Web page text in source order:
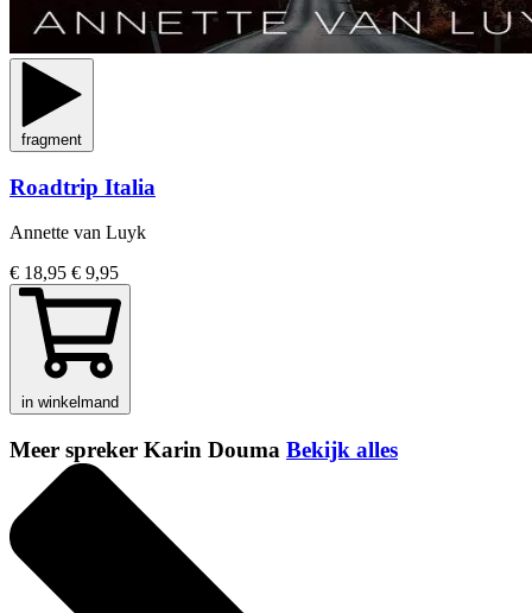
fragment
Roadtrip Italia
Annette van Luyk
€ 18,95 € 9,95
in winkelmand
Meer spreker Karin Douma Bekijk alles